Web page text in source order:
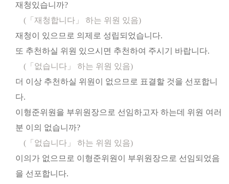
재청있습니까?
(「재청합니다」 하는 위원 있음)
재청이 있으므로 의제로 성립되었습니다.
또 추천하실 위원 있으시면 추천하여 주시기 바랍니다.
(「없습니다」 하는 위원 있음)
더 이상 추천하실 위원이 없으므로 표결할 것을 선포합니
다.
이형준위원을 부위원장으로 선임하고자 하는데 위원 여러
분 이의 없습니까?
(「없습니다」 하는 위원 있음)
이의가 없으므로 이형준위원이 부위원장으로 선임되었음
을 선포합니다.